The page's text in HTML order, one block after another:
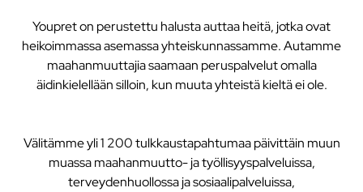
Youpret on perustettu halusta auttaa heitä, jotka ovat
heikoimmassa asemassa yhteiskunnassamme. Autamme
maahanmuuttajia saamaan peruspalvelut omalla
äidinkielellään silloin, kun muuta yhteistä kieltä ei ole.
Välitämme yli 1 200 tulkkaustapahtumaa päivittäin muun
muassa maahanmuutto- ja työllisyyspalveluissa,
terveydenhuollossa ja sosiaalipalveluissa,